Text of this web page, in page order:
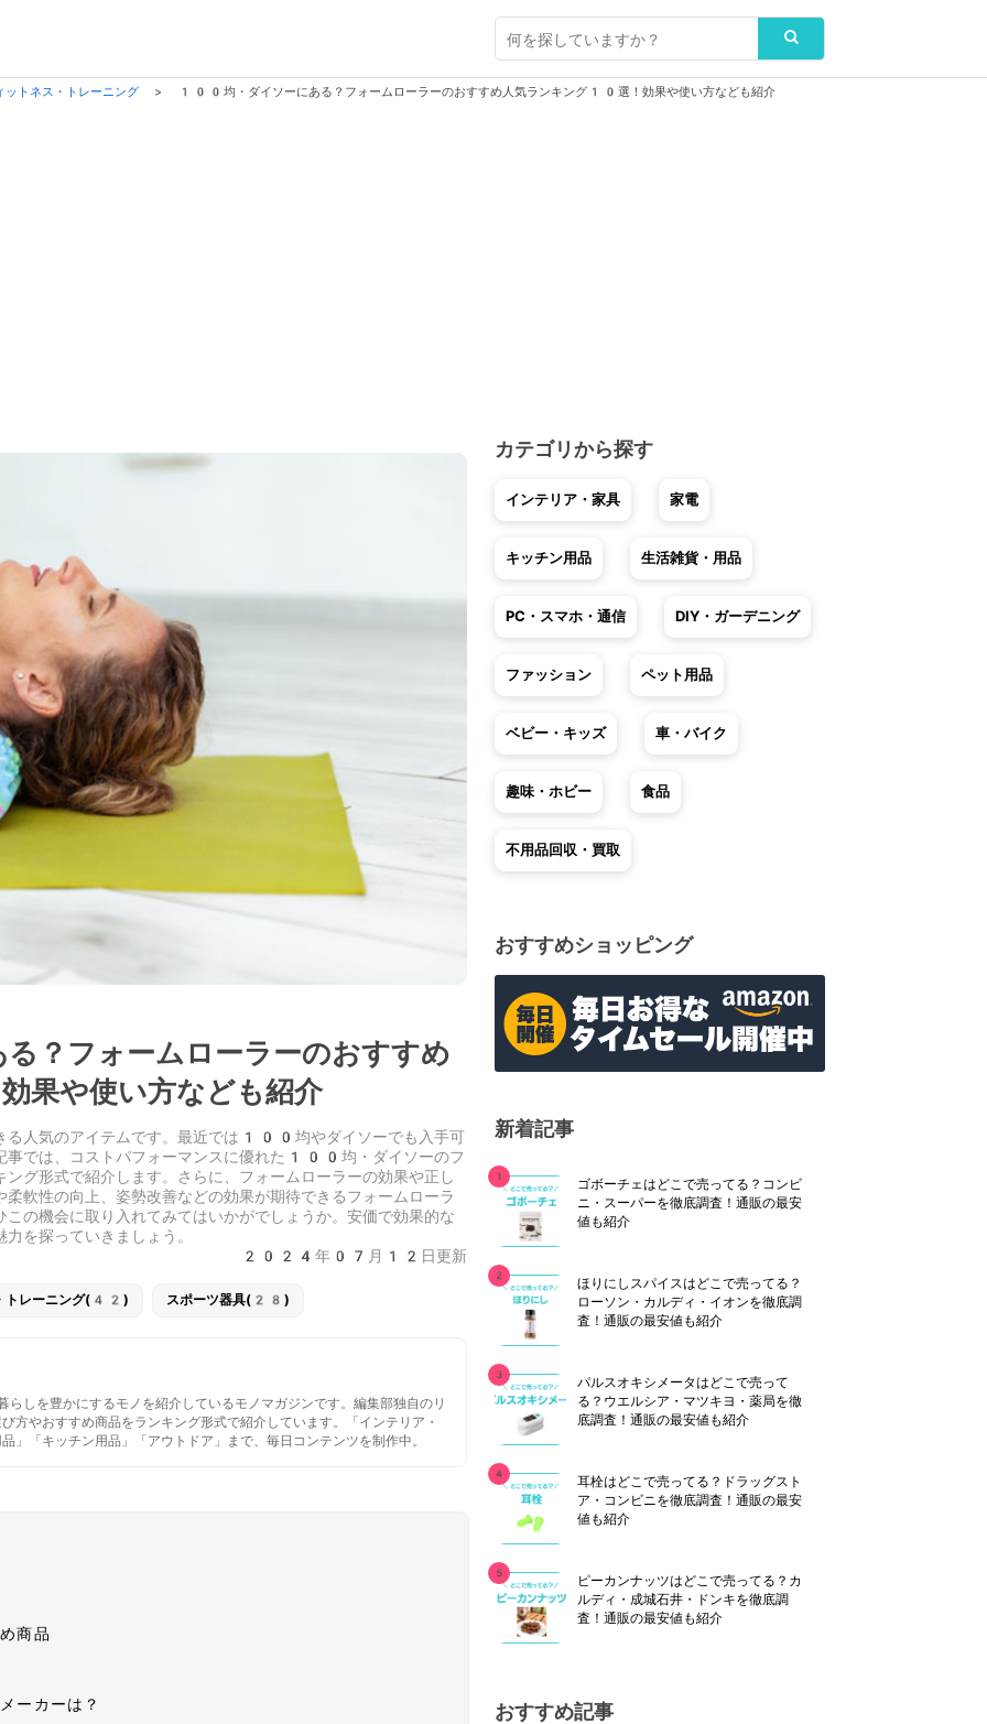
ットネス・トレーニング > 100均・ダイソーにある？フォームローラーのおすすめ人気ランキング10選！効果や使い方なども紹介
フォームローラーのおすすめ
や使い方なども紹介
る人気のアイテムです。最近では100均やダイソーでも入手可
事では、コストパフォーマンスに優れた100均・ダイソーのフ
グ形式で紹介します。さらに、フォームローラーの効果や正し
軟性の向上、姿勢改善などの効果が期待できるフォームローラ
の機会に取り入れてみてはいかがでしょうか。安価で効果的な
を探っていきましょう。
2024年07月12日更新
トレーニング(42) スポーツ器具(28)
しを豊かにするモノを紹介しているモノマガジンです。編集部独自のリ
方やおすすめ商品をランキング形式で紹介しています。「インテリア・
」「キッチン用品」「アウトドア」まで、毎日コンテンツを制作中。
商品
ーカーは？
カテゴリから探す
インテリア・家具 家電
キッチン用品 生活雑貨・用品
PC・スマホ・通信 DIY・ガーデニング
ファッション ペット用品
ベビー・キッズ 車・バイク
趣味・ホビー 食品
不用品回収・買取
おすすめショッピング
新着記事
ゴボーチェはどこで売ってる？コンビ
ニ・スーパーを徹底調査！通販の最安
値も紹介
ほりにしスパイスはどこで売ってる？
ローソン・カルディ・イオンを徹底調
査！通販の最安値も紹介
パルスオキシメータはどこで売って
る？ウエルシア・マツキヨ・薬局を徹
底調査！通販の最安値も紹介
耳栓はどこで売ってる？ドラッグスト
ア・コンビニを徹底調査！通販の最安
値も紹介
ピーカンナッツはどこで売ってる？カ
ルディ・成城石井・ドンキを徹底調
査！通販の最安値も紹介
おすすめ記事